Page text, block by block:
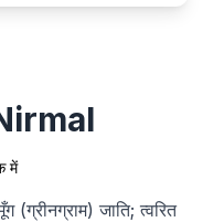
में
जाति; त्वरित